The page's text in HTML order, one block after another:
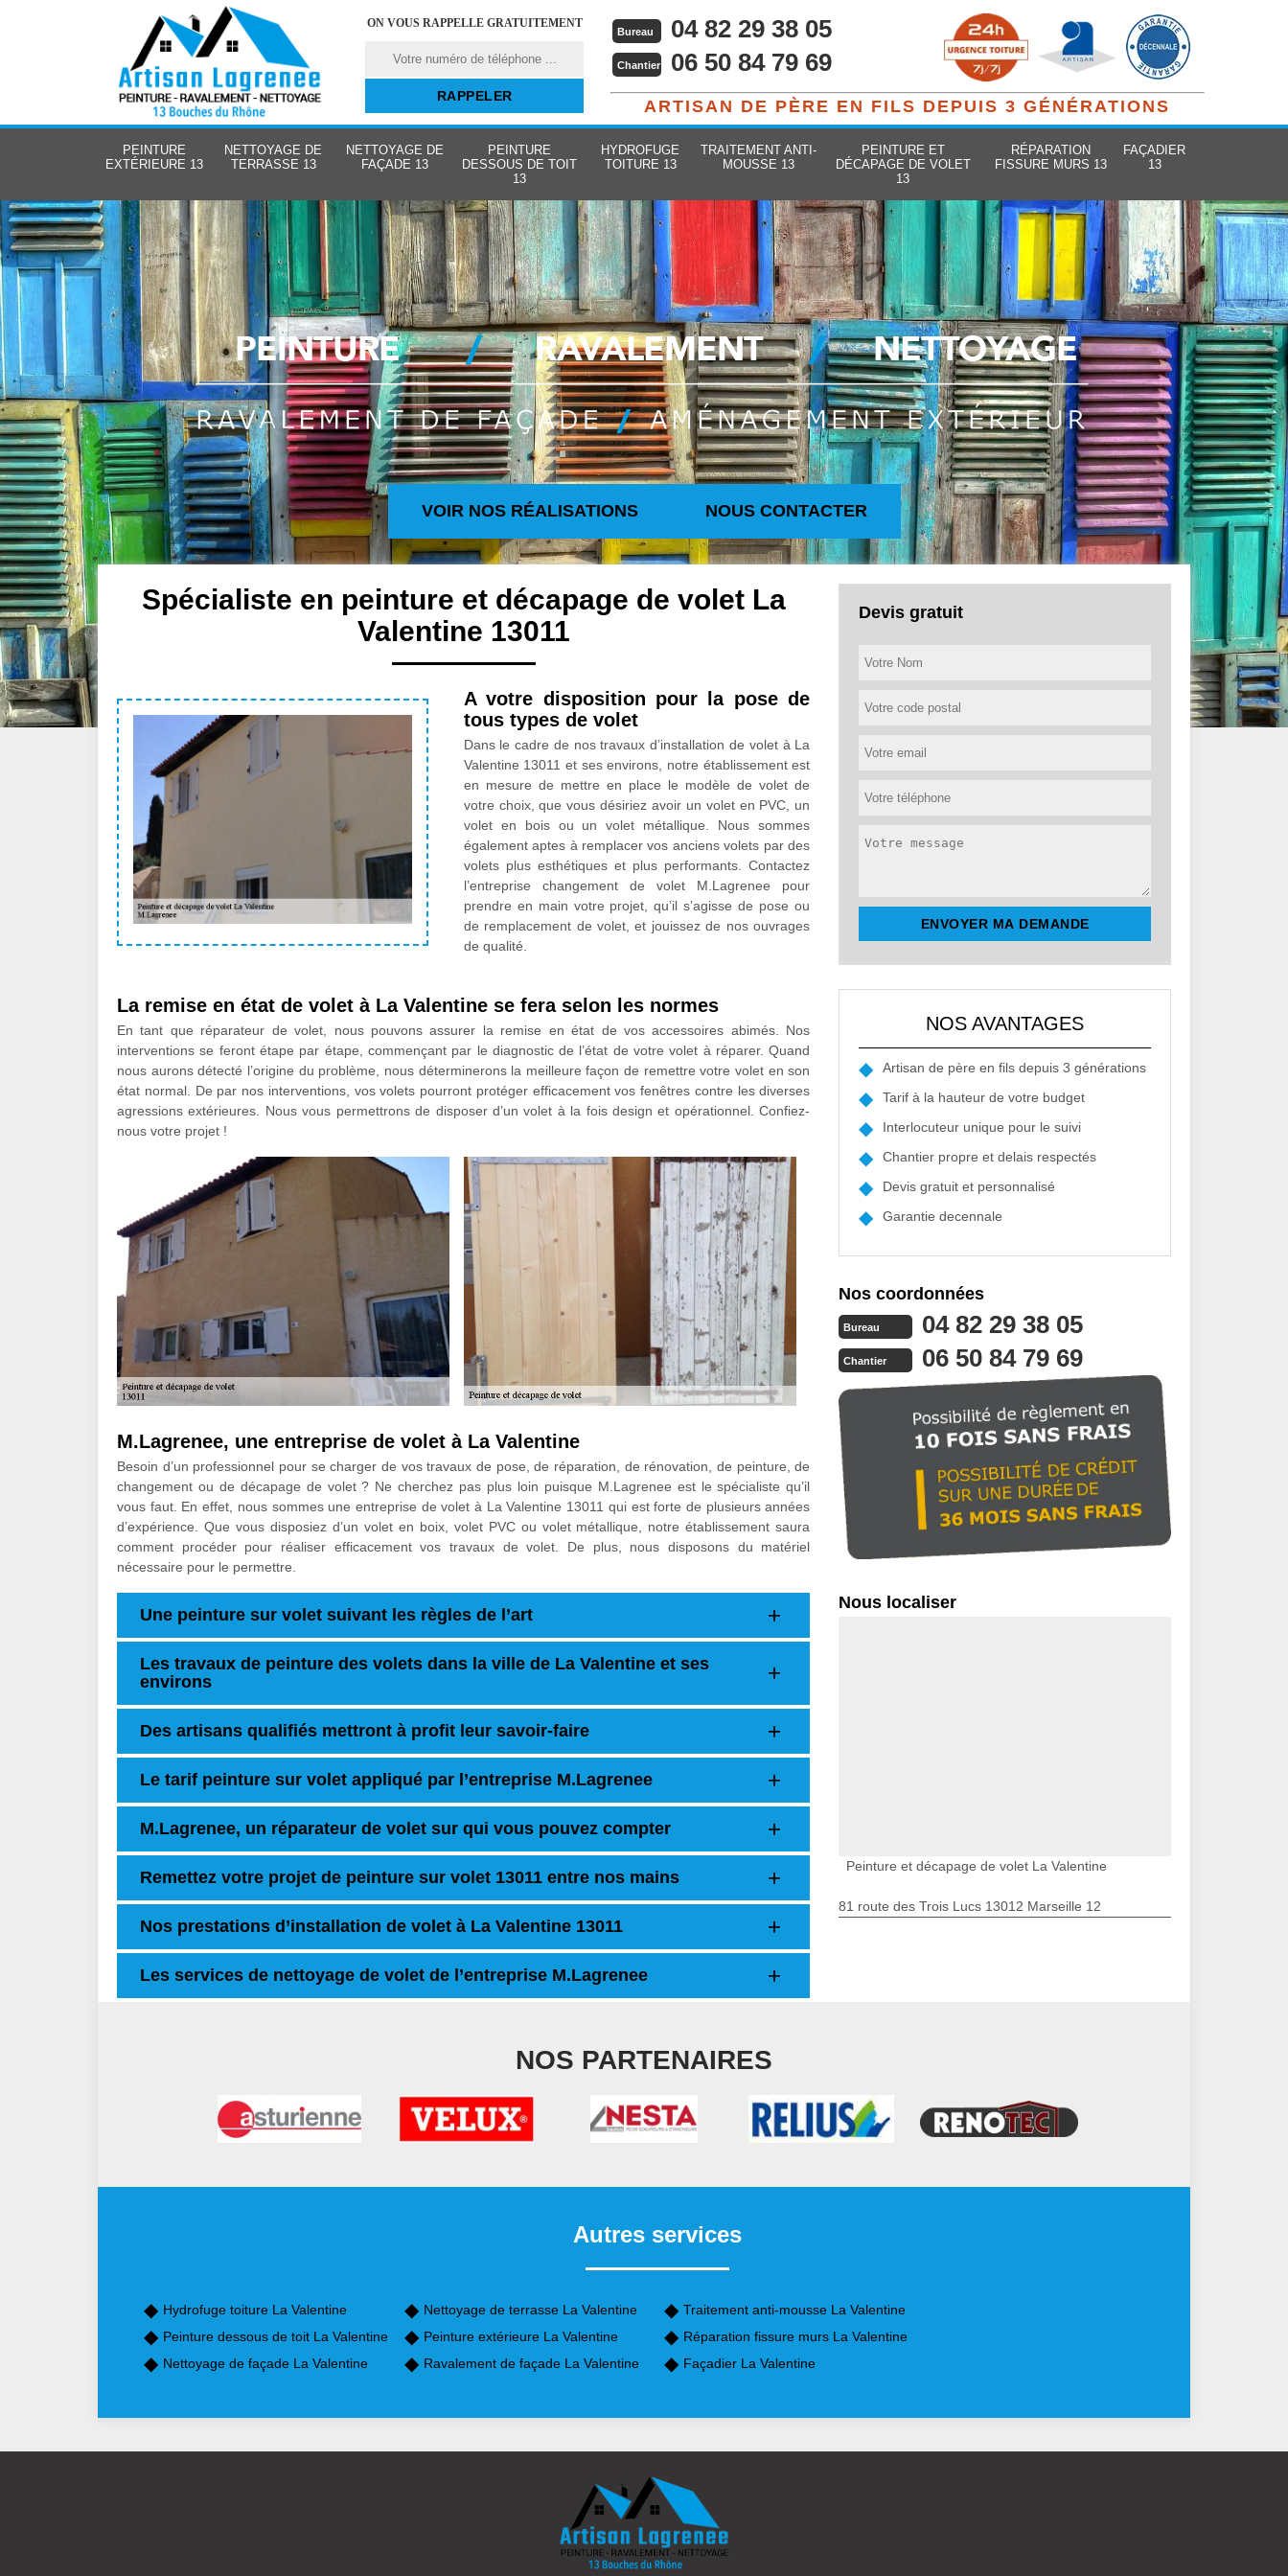
ON VOUS RAPPELLE GRATUITEMENT
Bureau 04 82 29 38 05
Chantier 06 50 84 79 69
ARTISAN DE PÈRE EN FILS DEPUIS 3 GÉNÉRATIONS
PEINTURE
EXTÉRIEURE 13
NETTOYAGE DE
TERRASSE 13
NETTOYAGE DE
FAÇADE 13
PEINTURE
DESSOUS DE TOIT
13
HYDROFUGE
TOITURE 13
TRAITEMENT ANTI-
MOUSSE 13
PEINTURE ET
DÉCAPAGE DE VOLET
13
RÉPARATION
FISSURE MURS 13
FAÇADIER
13
VOIR NOS RÉALISATIONS NOUS CONTACTER
Spécialiste en peinture et décapage de volet La
Valentine 13011
A votre disposition pour la pose de
tous types de volet
Dans le cadre de nos travaux d’installation de volet à La
Valentine 13011 et ses environs, notre établissement est
en mesure de mettre en place le modèle de volet de
votre choix, que vous désiriez avoir un volet en PVC, un
volet en bois ou un volet métallique. Nous sommes
également aptes à remplacer vos anciens volets par des
volets plus esthétiques et plus performants. Contactez
l’entreprise changement de volet M.Lagrenee pour
prendre en main votre projet, qu’il s’agisse de pose ou
de remplacement de volet, et jouissez de nos ouvrages
de qualité.
La remise en état de volet à La Valentine se fera selon les normes
En tant que réparateur de volet, nous pouvons assurer la remise en état de vos accessoires abimés. Nos
interventions se feront étape par étape, commençant par le diagnostic de l’état de votre volet à réparer. Quand
nous aurons détecté l’origine du problème, nous déterminerons la meilleure façon de remettre votre volet en son
état normal. De par nos interventions, vos volets pourront protéger efficacement vos fenêtres contre les diverses
agressions extérieures. Nous vous permettrons de disposer d’un volet à la fois design et opérationnel. Confiez-
nous votre projet !
M.Lagrenee, une entreprise de volet à La Valentine
Besoin d’un professionnel pour se charger de vos travaux de pose, de réparation, de rénovation, de peinture, de
changement ou de décapage de volet ? Ne cherchez pas plus loin puisque M.Lagrenee est le spécialiste qu’il
vous faut. En effet, nous sommes une entreprise de volet à La Valentine 13011 qui est forte de plusieurs années
d’expérience. Que vous disposiez d’un volet en boix, volet PVC ou volet métallique, notre établissement saura
comment procéder pour réaliser efficacement vos travaux de volet. De plus, nous disposons du matériel
nécessaire pour le permettre.
Une peinture sur volet suivant les règles de l’art
Les travaux de peinture des volets dans la ville de La Valentine et ses
environs
Des artisans qualifiés mettront à profit leur savoir-faire
Le tarif peinture sur volet appliqué par l’entreprise M.Lagrenee
M.Lagrenee, un réparateur de volet sur qui vous pouvez compter
Remettez votre projet de peinture sur volet 13011 entre nos mains
Nos prestations d’installation de volet à La Valentine 13011
Les services de nettoyage de volet de l’entreprise M.Lagrenee
Devis gratuit
NOS AVANTAGES
Artisan de père en fils depuis 3 générations
Tarif à la hauteur de votre budget
Interlocuteur unique pour le suivi
Chantier propre et delais respectés
Devis gratuit et personnalisé
Garantie decennale
Nos coordonnées
Bureau 04 82 29 38 05
Chantier 06 50 84 79 69
Nous localiser
Peinture et décapage de volet La Valentine
81 route des Trois Lucs 13012 Marseille 12
NOS PARTENAIRES
Autres services
Hydrofuge toiture La Valentine
Peinture dessous de toit La Valentine
Nettoyage de façade La Valentine
Nettoyage de terrasse La Valentine
Peinture extérieure La Valentine
Ravalement de façade La Valentine
Traitement anti-mousse La Valentine
Réparation fissure murs La Valentine
Façadier La Valentine